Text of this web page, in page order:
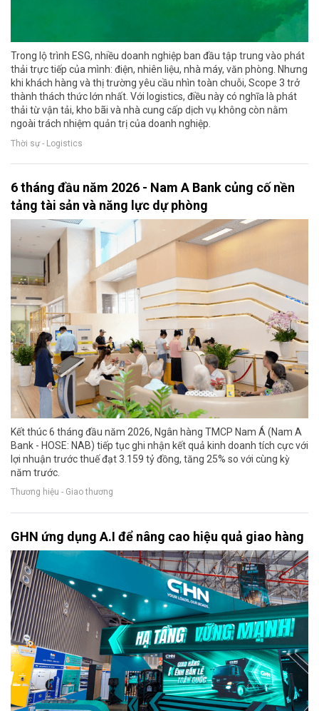
Trong lộ trình ESG, nhiều doanh nghiệp ban đầu tập trung vào phát
thải trực tiếp của mình: điện, nhiên liệu, nhà máy, văn phòng. Nhưng
khi khách hàng và thị trường yêu cầu nhìn toàn chuỗi, Scope 3 trở
thành thách thức lớn nhất. Với logistics, điều này có nghĩa là phát
thải từ vận tải, kho bãi và nhà cung cấp dịch vụ không còn nằm
ngoài trách nhiệm quản trị của doanh nghiệp.
Thời sự - Logistics
6 tháng đầu năm 2026 - Nam A Bank củng cố nền
tảng tài sản và năng lực dự phòng
Kết thúc 6 tháng đầu năm 2026, Ngân hàng TMCP Nam Á (Nam A
Bank - HOSE: NAB) tiếp tục ghi nhận kết quả kinh doanh tích cực với
lợi nhuận trước thuế đạt 3.159 tỷ đồng, tăng 25% so với cùng kỳ
năm trước.
Thương hiệu - Giao thương
GHN ứng dụng A.I để nâng cao hiệu quả giao hàng